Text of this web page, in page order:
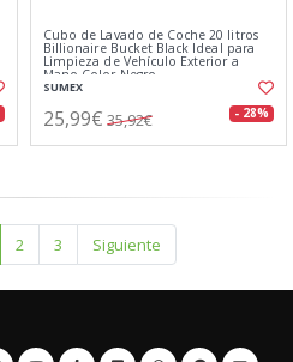
Cubo de Lavado de Coche 20 litros
Billionaire Bucket Black Ideal para
Limpieza de Vehículo Exterior a
Mano Color Negro
SUMEX
25,99€ 35,92€ - 28%
2 3 Siguiente